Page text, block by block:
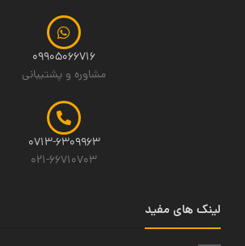
09905066716
مشاوره و پشتیبانی
0713-6309963
021-66710703
لینک های مفید